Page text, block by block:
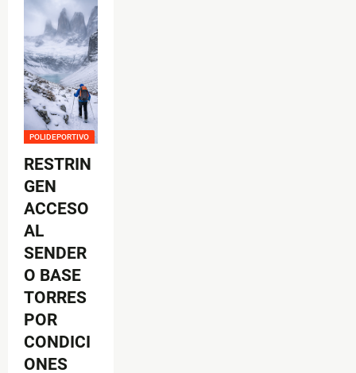
POLIDEPORTIVO
RESTRIN
GEN
ACCESO
AL
SENDER
O BASE
TORRES
POR
CONDICI
ONES